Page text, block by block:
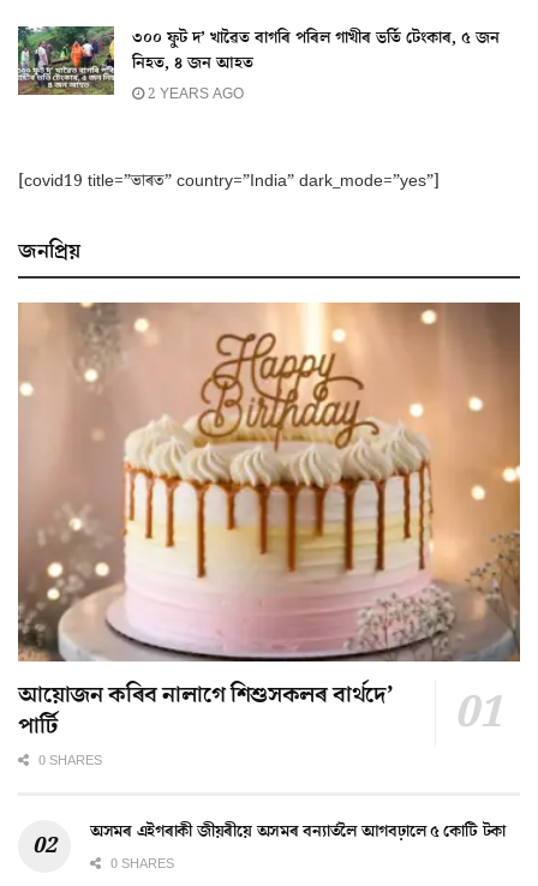
৩০০ ফুট দ’ খাৱৈত বাগৰি পৰিল গাখীৰ ভৰ্তি টেংকাৰ, ৫ জন
নিহত, ৪ জন আহত
2 YEARS AGO
[covid19 title=”ভাৰত” country=”India” dark_mode=”yes”]
জনপ্ৰিয়
আয়োজন কৰিব নালাগে শিশুসকলৰ বাৰ্থদে’
পাৰ্টি
0 SHARES
অসমৰ এইগৰাকী জীয়ৰীয়ে অসমৰ বন্যাৰ্তলৈ আগবঢ়ালে ৫ কোটি টকা
0 SHARES